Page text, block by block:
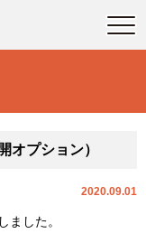
オプション）
2020.09.01
ました。